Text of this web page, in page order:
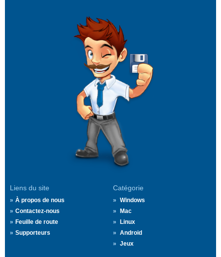
Liens du site
À propos de nous
Contactez-nous
Feuille de route
Supporteurs
Catégorie
Windows
Mac
Linux
Android
Jeux